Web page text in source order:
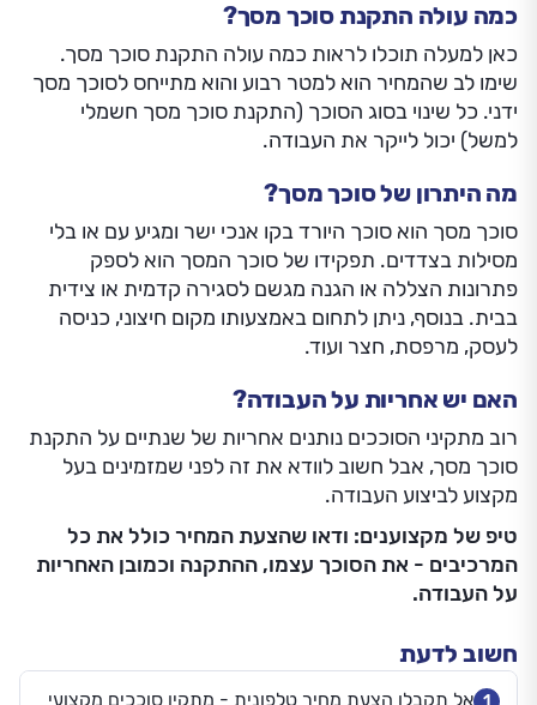
כמה עולה התקנת סוכך מסך?
כאן למעלה תוכלו לראות כמה עולה התקנת סוכך מסך.
שימו לב שהמחיר הוא למטר רבוע והוא מתייחס לסוכך מסך
ידני. כל שינוי בסוג הסוכך (התקנת סוכך מסך חשמלי
למשל) יכול לייקר את העבודה.
מה היתרון של סוכך מסך?
סוכך מסך הוא סוכך היורד בקו אנכי ישר ומגיע עם או בלי
מסילות בצדדים. תפקידו של סוכך המסך הוא לספק
פתרונות הצללה או הגנה מגשם לסגירה קדמית או צידית
בבית. בנוסף, ניתן לתחום באמצעותו מקום חיצוני, כניסה
לעסק, מרפסת, חצר ועוד.
האם יש אחריות על העבודה?
רוב מתקיני הסוככים נותנים אחריות של שנתיים על התקנת
סוכך מסך, אבל חשוב לוודא את זה לפני שמזמינים בעל
מקצוע לביצוע העבודה.
טיפ של מקצוענים: ודאו שהצעת המחיר כולל את כל
המרכיבים - את הסוכך עצמו, ההתקנה וכמובן האחריות
על העבודה.
חשוב לדעת
אל תקבלו הצעת מחיר טלפונית - מתקין סוככים מקצועי